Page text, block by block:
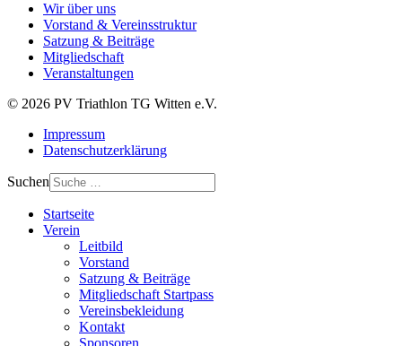
Wir über uns
Vorstand & Vereinsstruktur
Satzung & Beiträge
Mitgliedschaft
Veranstaltungen
© 2026 PV Triathlon TG Witten e.V.
Impressum
Datenschutzerklärung
Suchen
Startseite
Verein
Leitbild
Vorstand
Satzung & Beiträge
Mitgliedschaft Startpass
Vereinsbekleidung
Kontakt
Sponsoren